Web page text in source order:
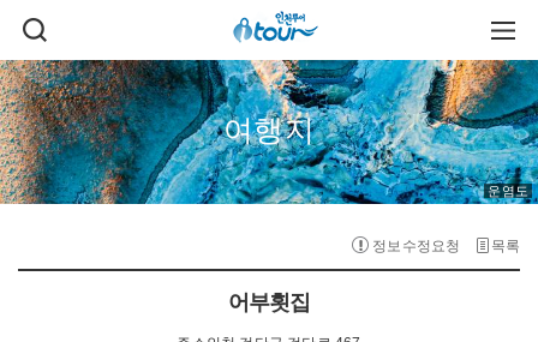
검
색
열
기
주
메
뉴
열
기
여행지
운염도
정보수정요청 목록
어부횟집